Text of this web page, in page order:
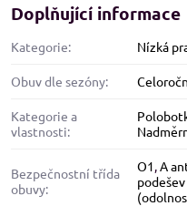
Doplňující informace
Kategorie: Nízká
Obuv dle sezóny:
Kategorie a
vlastnosti:
Bezpečnostní třída
obuvy:
O1,A